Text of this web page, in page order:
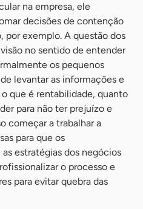
na empresa, ele
decisões de contenção
por exemplo. A questão dos
no sentido de entender
os pequenos
levantar as informações e
que é rentabilidade, quanto
para não ter prejuízo e
começar a trabalhar a
para que os
estratégias dos negócios
o processo e
para evitar quebra das